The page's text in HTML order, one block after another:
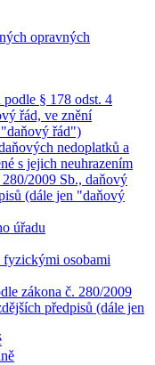
opravných
§ 178 odst. 4
řád, ve znění
"daňový řád")
nedoplatků a
s jejich neuhrazením
2009 Sb., daňový
(dále jen "daňový
úřadu
fyzickými osobami
zákona č. 280/2009
předpisů (dále jen